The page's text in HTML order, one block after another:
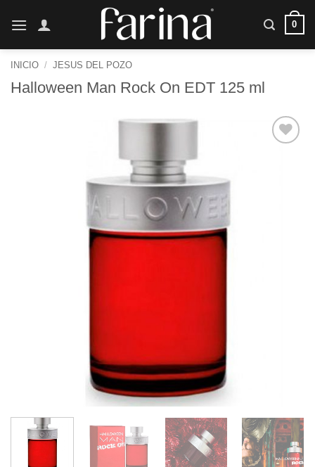
0
INICIO / JESUS DEL POZO
Halloween Man Rock On EDT 125 ml